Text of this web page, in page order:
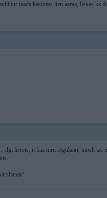
tur taads kastums lien aaraa, liekas ka
ilgi lietots, it kaa tiiru regulaari, mosh tas